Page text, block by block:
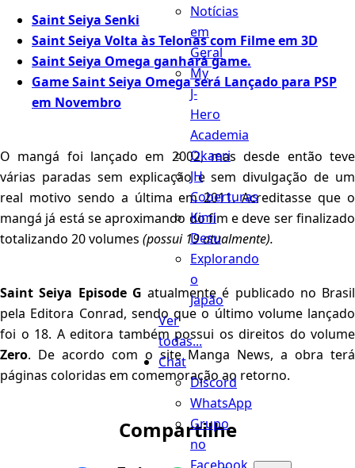
Notícias
em
Geral
My
J-
Hero
Academia
Okaeri
JH
Coberturas
Kimi
Desu
Explorando
o
Japão
Ver
todas...
Chat
Discord
WhatsApp
Grupo
no
Saint Seiya Senki
Saint Seiya Volta às Telonas com Filme em 3D
Saint Seiya Omega ganhará game.
Game Saint Seiya Omega será Lançado para PSP
em Novembro
O mangá foi lançado em 2002, mas desde então teve
várias paradas sem explicação e sem divulgação de um
real motivo sendo a última em 2011. Acreditasse que o
mangá já está se aproximando do fim e deve ser finalizado
totalizando 20 volumes (possui 19 atualmente).
Saint Seiya Episode G atualmente é publicado no Brasil
pela Editora Conrad, sendo que o último volume lançado
foi o 18. A editora também possui os direitos do volume
Zero. De acordo com o site Manga News, a obra terá
páginas coloridas em comemoração ao retorno.
Compartilhe